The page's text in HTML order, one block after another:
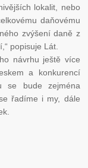
lokalit, nebo
daňovému
zvýšení daně z
popisuje Lát.
návrhu ještě více
a konkurencí
se bude zejména
řadíme i my, dále